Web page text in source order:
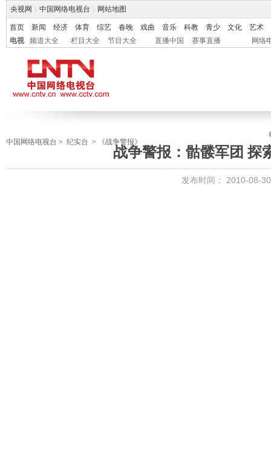
央视网 中国网络电视台 网站地图
首页 新闻 经济 体育 综艺 春晚 戏曲 音乐 科教 青少 文化
艺术
电视
频道大全 栏目大全 节目大全 直播中国 赛事直播 网络
中国网络电视台 > 纪实台 > 《战争警报》
战争警报：骷髅军团 探
发布时间： 2010-08-